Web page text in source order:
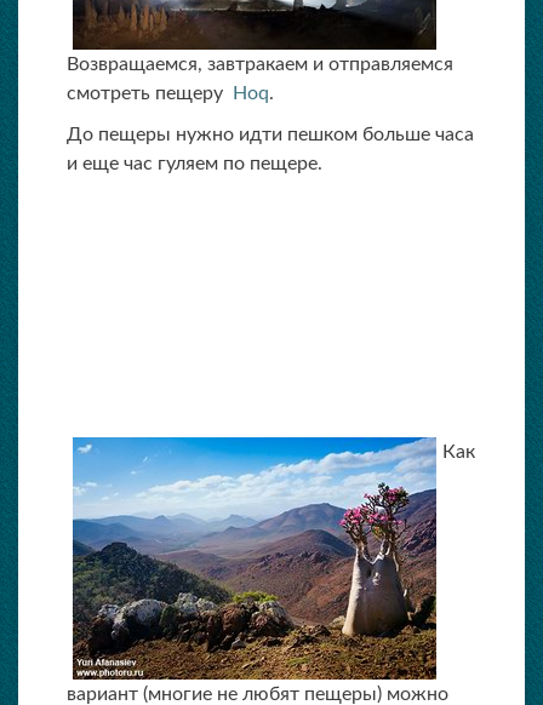
Возвращаемся, завтракаем и отправляемся
смотреть пещеру
Hoq.
До пещеры нужно идти пешком больше часа
и еще час гуляем по пещере.
Как
вариант (многие не любят пещеры) можно